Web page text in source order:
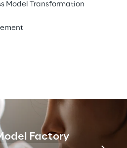
Model Transformation
Factory